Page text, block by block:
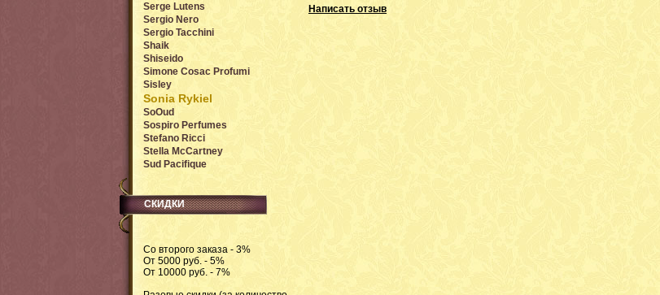
Написать отзыв
Serge Lutens
Sergio Nero
Sergio Tacchini
Shaik
Shiseido
Simone Cosac Profumi
Sisley
Sonia Rykiel
SoOud
Sospiro Perfumes
Stefano Ricci
Stella McCartney
Sud Pacifique
СКИДКИ
Со второго заказа - 3%
От 5000 руб. - 5%
От 10000 руб. - 7%